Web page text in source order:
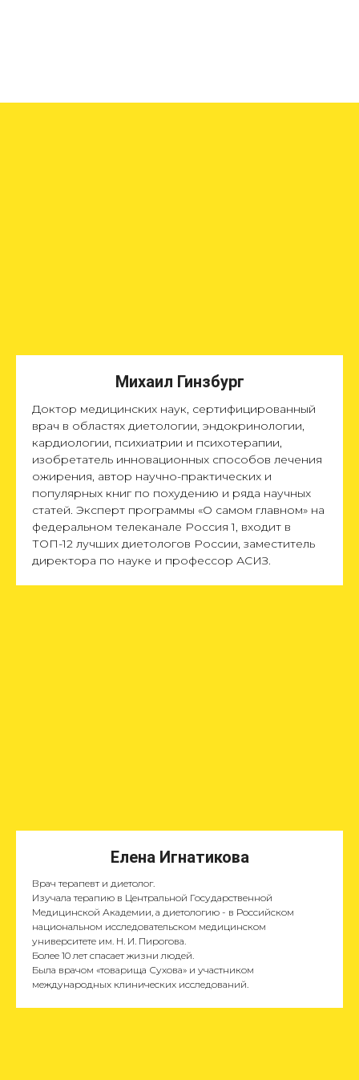
Михаил Гинзбург
Доктор медицинских наук, сертифицированный
врач в областях диетологии, эндокринологии,
кардиологии, психиатрии и психотерапии,
изобретатель инновационных способов лечения
ожирения, автор научно-практических и
популярных книг по похудению и ряда научных
статей. Эксперт программы «О самом главном» на
федеральном телеканале Россия 1, входит в
ТОП-12 лучших диетологов России, заместитель
директора по науке и профессор АСИЗ.
Елена Игнатикова
Врач терапевт и диетолог.
Изучала терапию в Центральной Государственной
Медицинской Академии, а диетологию - в Российском
национальном исследовательском медицинском
университете им. Н. И. Пирогова.
Более 10 лет спасает жизни людей.
Была врачом «товарища Сухова» и участником
международных клинических исследований.